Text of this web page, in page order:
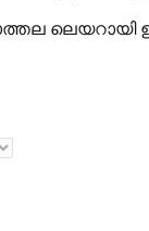
ലെയറായി